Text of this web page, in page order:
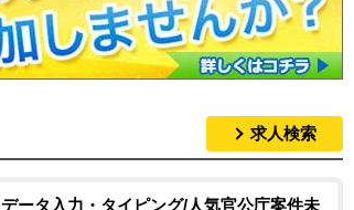
求人検索
データ入力・タイピング/人気官公庁案件未